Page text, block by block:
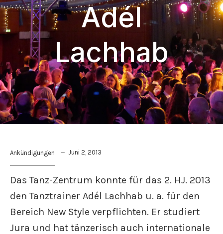
Adél
Lachhab
Ankündigungen Juni 2, 2013
Das Tanz-Zentrum konnte für das 2. HJ. 2013
den Tanztrainer Adél Lachhab u. a. für den
Bereich New Style verpflichten. Er studiert
Jura und hat tänzerisch auch internationale